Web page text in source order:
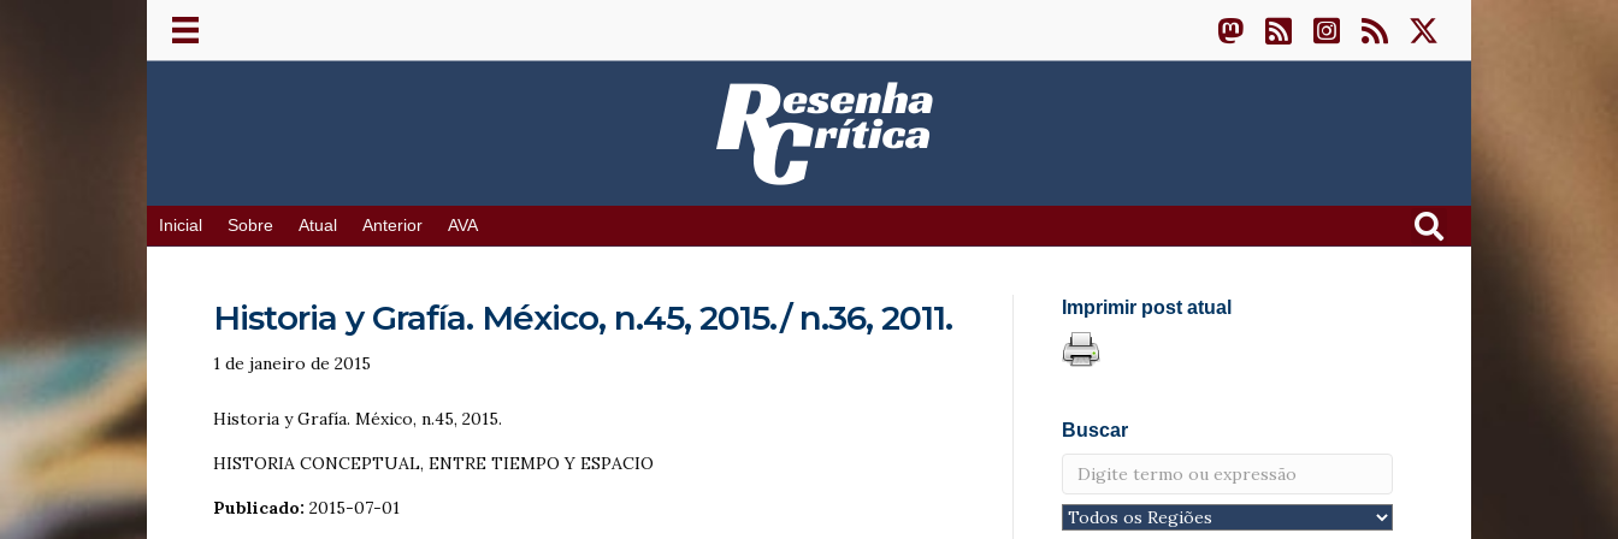
Inicial Sobre Atual Anterior AVA
Historia y Grafía. México, n.45, 2015./ n.36, 2011.
1 de janeiro de 2015
Historia y Grafía. México, n.45, 2015.
HISTORIA CONCEPTUAL, ENTRE TIEMPO Y ESPACIO
Publicado: 2015-07-01
Imprimir post atual
Buscar